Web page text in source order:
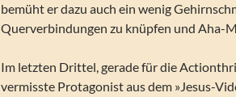
bemüht er dazu auch ein wenig
Querverbindungen zu knüpfen und Aha-
Im letzten Drittel, gerade für die
vermisste Protagonist aus dem »Jesus-